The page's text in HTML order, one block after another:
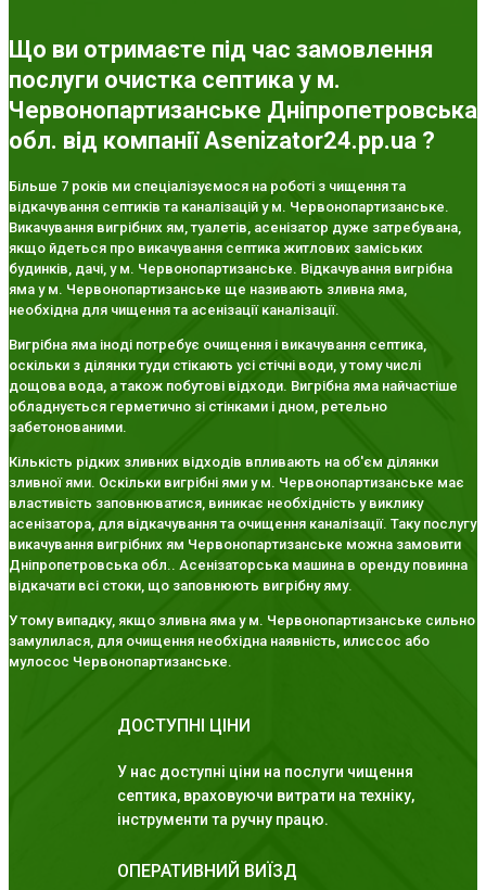
Що ви отримаєте під час замовлення
послуги очистка септика у м.
Червонопартизанське Дніпропетровська
обл. від компанії Asenizator24.pp.ua ?
Більше 7 років ми спеціалізуємося на роботі з чищення та
відкачування септиків та каналізацій у м. Червонопартизанське.
Викачування вигрібних ям, туалетів, асенізатор дуже затребувана,
якщо йдеться про викачування септика житлових заміських
будинків, дачі, у м. Червонопартизанське. Відкачування вигрібна
яма у м. Червонопартизанське ще називають зливна яма,
необхідна для чищення та асенізації каналізації.
Вигрібна яма іноді потребує очищення і викачування септика,
оскільки з ділянки туди стікають усі стічні води, у тому числі
дощова вода, а також побутові відходи. Вигрібна яма найчастіше
обладнується герметично зі стінками і дном, ретельно
забетонованими.
Кількість рідких зливних відходів впливають на об'єм ділянки
зливної ями. Оскільки вигрібні ями у м. Червонопартизанське має
властивість заповнюватися, виникає необхідність у виклику
асенізатора, для відкачування та очищення каналізації. Таку послугу
викачування вигрібних ям Червонопартизанське можна замовити
Дніпропетровська обл.. Асенізаторська машина в оренду повинна
відкачати всі стоки, що заповнюють вигрібну яму.
У тому випадку, якщо зливна яма у м. Червонопартизанське сильно
замулилася, для очищення необхідна наявність, илиссос або
мулосос Червонопартизанське.
ДОСТУПНІ ЦІНИ
У нас доступні ціни на послуги чищення
септика, враховуючи витрати на техніку,
інструменти та ручну працю.
ОПЕРАТИВНИЙ ВИЇЗД